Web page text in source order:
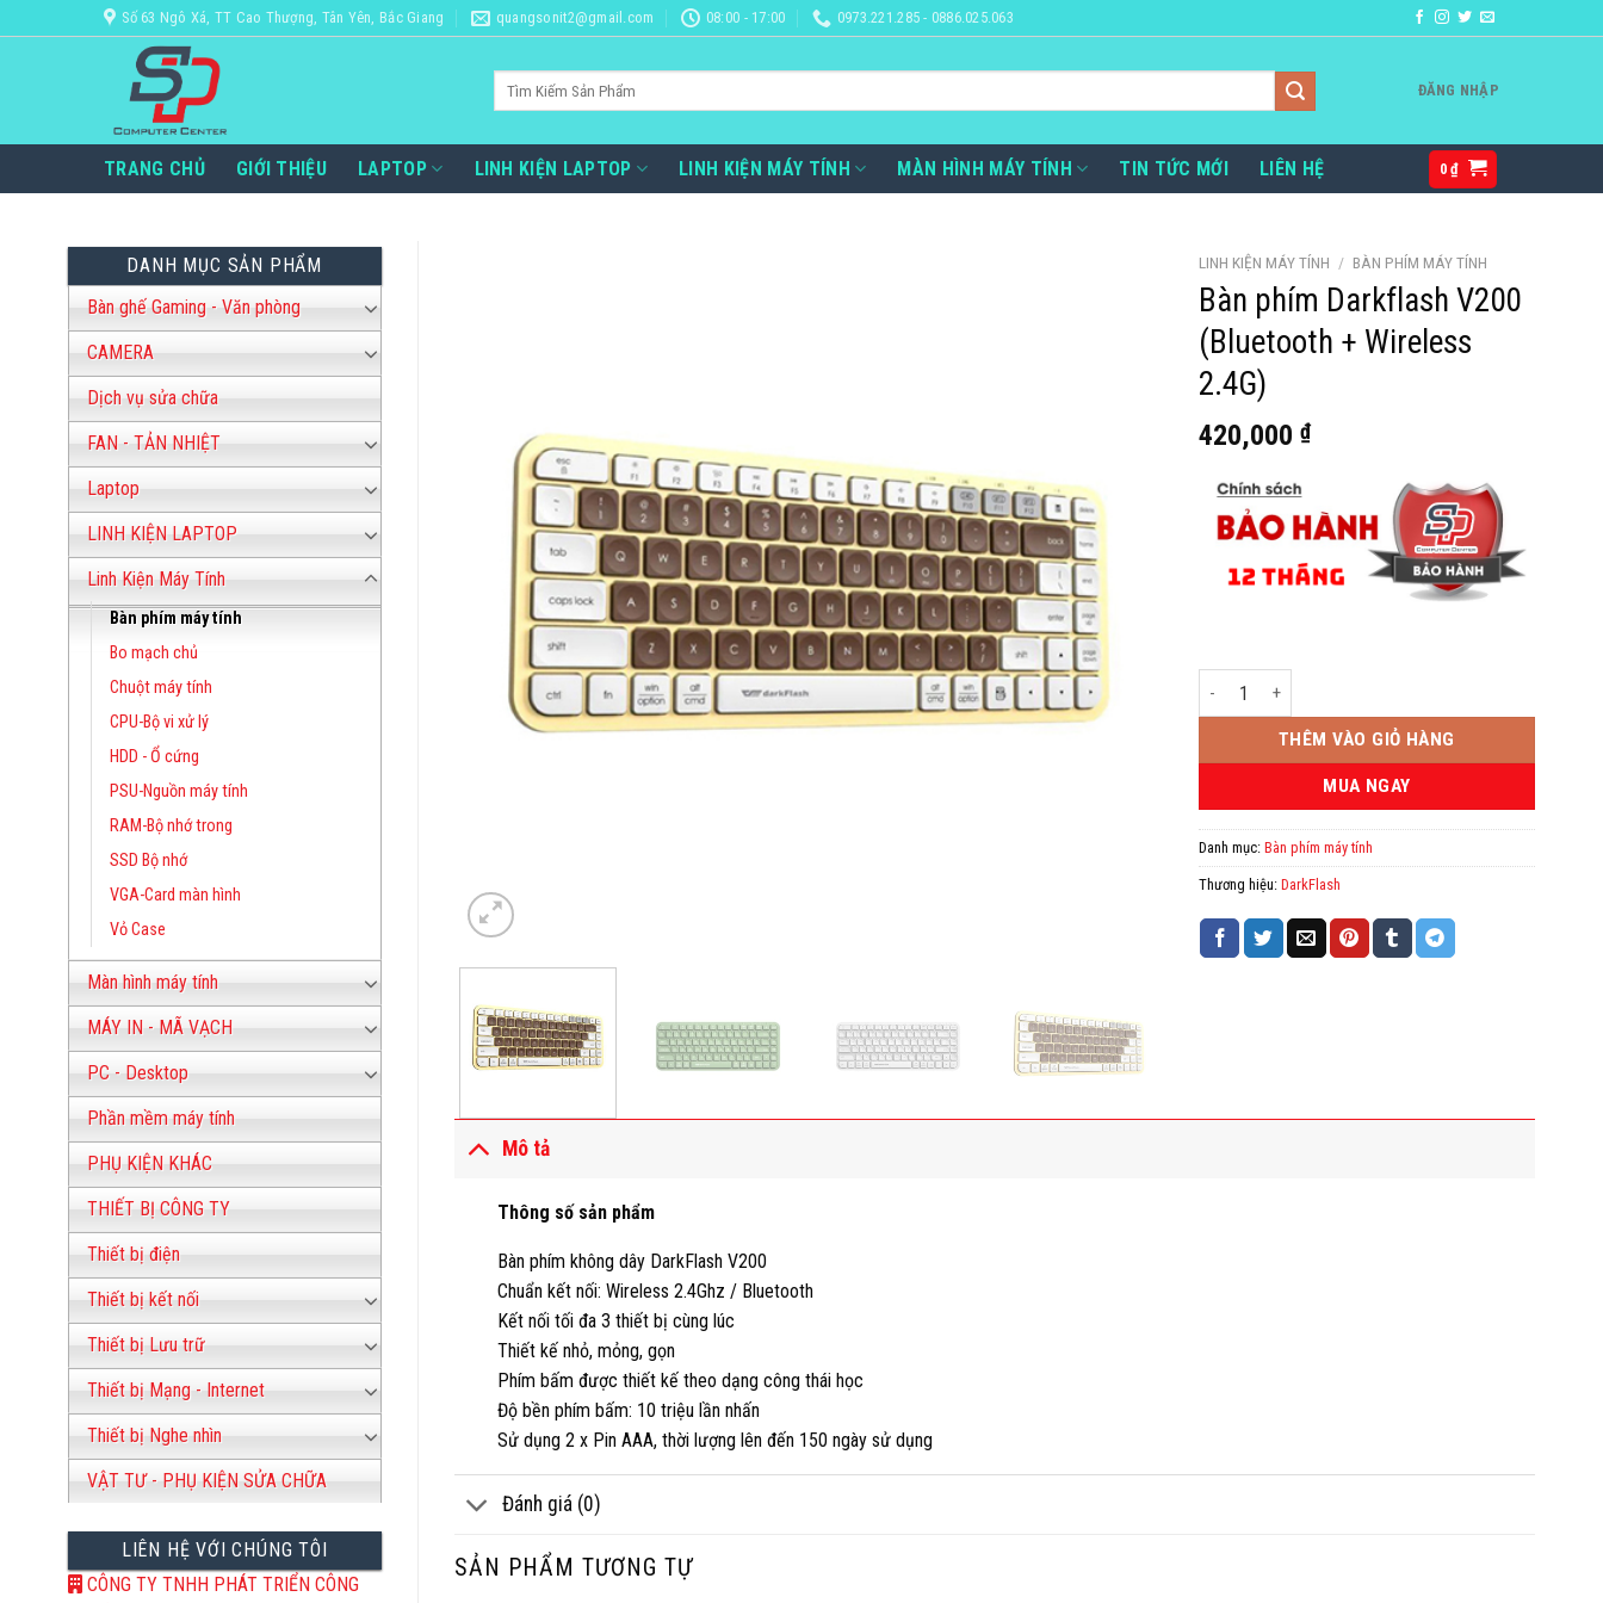
qua
Số 63 Ngô Xá, TT Cao Thượng, Tân Yên, Bắc Giang quangsonit2@gmail.com 08:00 - 17:00 0973.221.285 - 0886.025.063
ĐĂNG NHẬP
TRANG CHỦ GIỚI THIỆU LAPTOP LINH KIỆN LAPTOP LINH KIỆN MÁY TÍNH MÀN HÌNH MÁY TÍNH TIN TỨC MỚI LIÊN HỆ 0₫
DANH MỤC SẢN PHẨM
Bàn ghế Gaming - Văn phòng
CAMERA
Dịch vụ sửa chữa
FAN - TẢN NHIỆT
Laptop
LINH KIỆN LAPTOP
Linh Kiện Máy Tính
Bàn phím máy tính
Bo mạch chủ
Chuột máy tính
CPU-Bộ vi xử lý
HDD - Ổ cứng
PSU-Nguồn máy tính
RAM-Bộ nhớ trong
SSD Bộ nhớ
VGA-Card màn hình
Vỏ Case
Màn hình máy tính
MÁY IN - MÃ VẠCH
PC - Desktop
Phần mềm máy tính
PHỤ KIỆN KHÁC
THIẾT BỊ CÔNG TY
Thiết bị điện
Thiết bị kết nối
Thiết bị Lưu trữ
Thiết bị Mạng - Internet
Thiết bị Nghe nhìn
VẬT TƯ - PHỤ KIỆN SỬA CHỮA
LIÊN HỆ VỚI CHÚNG TÔI
CÔNG TY TNHH PHÁT TRIỂN CÔNG
LINH KIỆN MÁY TÍNH / BÀN PHÍM MÁY TÍNH
Bàn phím Darkflash V200
(Bluetooth + Wireless
2.4G)
420,000 ₫
Bàn phím Darkflash V200 (Bluetooth + Wireless 2.4G)
THÊM VÀO GIỎ HÀNG
MUA NGAY
Danh mục: Bàn phím máy tính
Thương hiệu: DarkFlash
Mô tả
Thông số sản phẩm
Bàn phím không dây DarkFlash V200
Chuẩn kết nối: Wireless 2.4Ghz / Bluetooth
Kết nối tối đa 3 thiết bị cùng lúc
Thiết kế nhỏ, mỏng, gọn
Phím bấm được thiết kế theo dạng công thái học
Độ bền phím bấm: 10 triệu lần nhấn
Sử dụng 2 x Pin AAA, thời lượng lên đến 150 ngày sử dụng
Đánh giá (0)
SẢN PHẨM TƯƠNG TỰ